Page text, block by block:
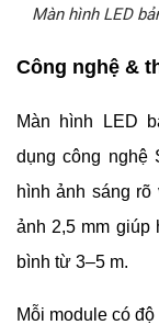
Màn hình LED
Công nghệ &
Màn hình LED
dụng công nghệ
hình ảnh sáng
ảnh 2,5 mm giúp
bình từ 3–5 m.
Mỗi module có